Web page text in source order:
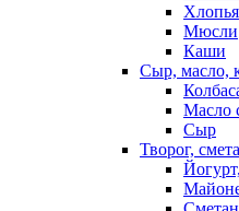
Хлопья
Мюсли
Каши
Сыр, масло,
Масло
Сыр
Творог,